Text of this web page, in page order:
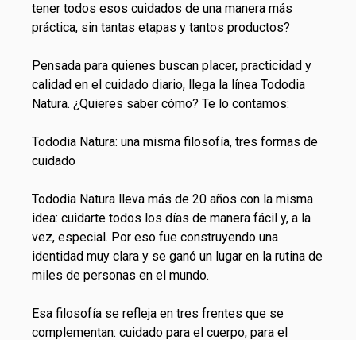
tener todos esos cuidados de una manera más
práctica, sin tantas etapas y tantos productos?
Pensada para quienes buscan placer, practicidad y
calidad en el cuidado diario, llega la línea Tododia
Natura. ¿Quieres saber cómo? Te lo contamos:
Tododia Natura: una misma filosofía, tres formas de
cuidado
Tododia Natura lleva más de 20 años con la misma
idea: cuidarte todos los días de manera fácil y, a la
vez, especial. Por eso fue construyendo una
identidad muy clara y se ganó un lugar en la rutina de
miles de personas en el mundo.
Esa filosofía se refleja en tres frentes que se
complementan: cuidado para el cuerpo, para el